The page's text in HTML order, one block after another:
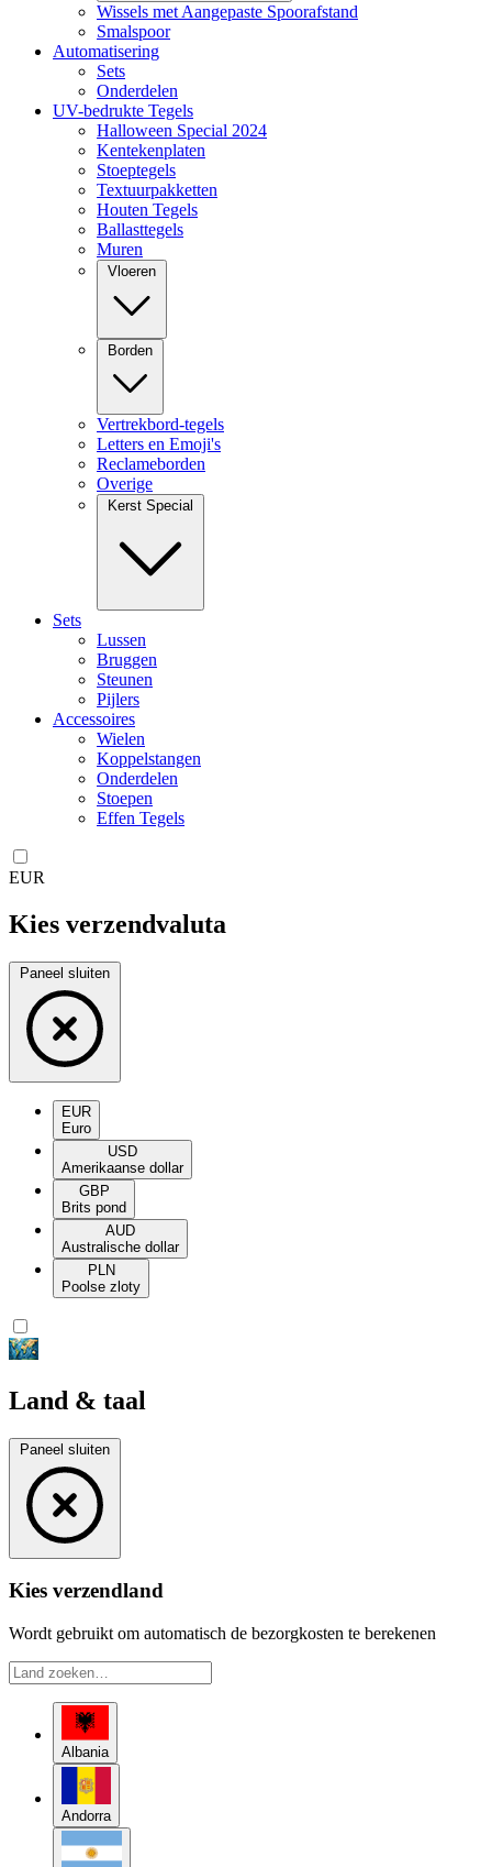
Wissels met Aangepaste Spoorafstand
Smalspoor
Automatisering
Sets
Onderdelen
UV-bedrukte Tegels
Halloween Special 2024
Kentekenplaten
Stoeptegels
Textuurpakketten
Houten Tegels
Ballasttegels
Muren
Vloeren
Borden
Vertrekbord-tegels
Letters en Emoji's
Reclameborden
Overige
Kerst Special
Sets
Lussen
Bruggen
Steunen
Pijlers
Accessoires
Wielen
Koppelstangen
Onderdelen
Stoepen
Effen Tegels
EUR
Kies verzendvaluta
Paneel sluiten
EUR
Euro
USD
Amerikaanse dollar
GBP
Brits pond
AUD
Australische dollar
PLN
Poolse zloty
Land & taal
Paneel sluiten
Kies verzendland
Wordt gebruikt om automatisch de bezorgkosten te berekenen
Albania
Andorra